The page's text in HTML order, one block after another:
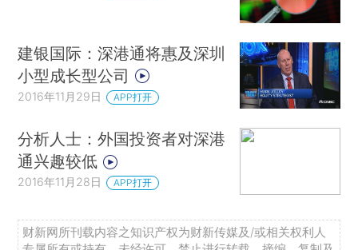
建银国际：深港通将惠及深圳
小型成长型公司
2016年11月29日 APP打开
分析人士：外国投资者对深港
通兴趣较低
2016年11月28日 APP打开
财新网所刊载内容之知识产权为财新传媒及/或相关权利人